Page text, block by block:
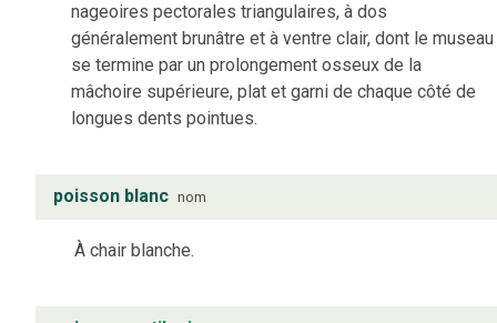
nageoires pectorales triangulaires, à dos
généralement brunâtre et à ventre clair, dont le museau
se termine par un prolongement osseux de la
mâchoire supérieure, plat et garni de chaque côté de
longues dents pointues.
poisson blanc nom
À chair blanche.